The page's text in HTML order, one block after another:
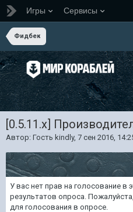
Игры Сервисы
Фидбек
[0.5.11.x]
Автор: Гость kindly, 7 сен 2016,
У вас нет прав на голосование в
результатов опроса. Пожалуйста,
для голосования в опросе.